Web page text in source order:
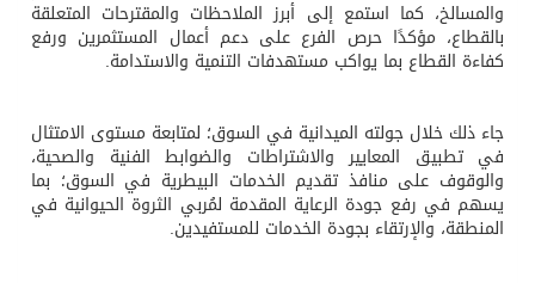
والمسالخ، كما استمع إلى أبرز الملاحظات والمقترحات المتعلقة
بالقطاع، مؤكدًا حرص الفرع على دعم أعمال المستثمرين ورفع
كفاءة القطاع بما يواكب مستهدفات التنمية والاستدامة.
جاء ذلك خلال جولته الميدانية في السوق؛ لمتابعة مستوى الامتثال
في تطبيق المعايير والاشتراطات والضوابط الفنية والصحية،
والوقوف على منافذ تقديم الخدمات البيطرية في السوق؛ بما
يسهم في رفع جودة الرعاية المقدمة لمُربي الثروة الحيوانية في
المنطقة، والإرتقاء بجودة الخدمات للمستفيدين.